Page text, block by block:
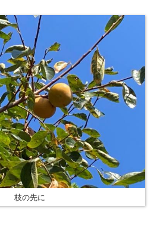
枝の先に